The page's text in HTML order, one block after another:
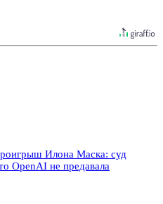
Илона Маска: суд
OpenAI не предавала